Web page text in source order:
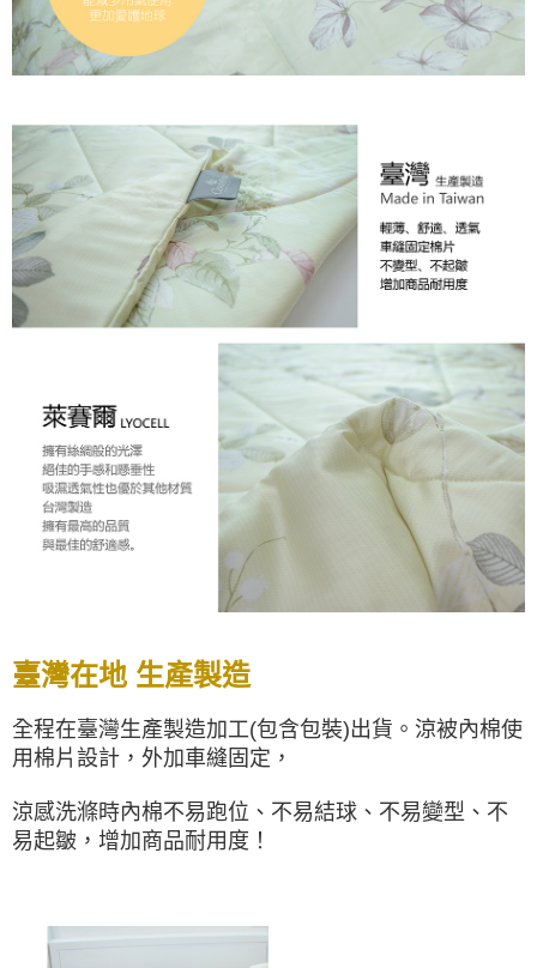
臺灣在地 生產製造
全程在臺灣生產製造加工(包含包裝)出貨。涼被內棉使
用棉片設計，外加車縫固定，
涼感洗滌時內棉不易跑位、不易結球、不易變型、不
易起皺，增加商品耐用度！